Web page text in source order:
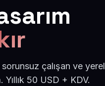
çalışan ve yerel
50 USD + KDV.